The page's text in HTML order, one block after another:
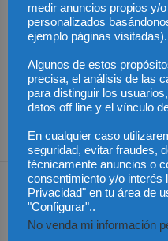
Artículo anterior
empresariales suben un
23% en 2024, pero la
avalancha de personas
físicas marca un nuevo
récord
Artículos
medir anuncios propios y/
personalizados
ejemplo páginas visitadas).
Algunos de estos
precisa, el análisis de las
para distinguir los
datos off line y el vínculo
En cualquier caso
seguridad, evitar fraudes,
técnicamente anuncios o
consentimiento y/o interés
Privacidad" en tu área de
"Configurar"..
No venda mi información